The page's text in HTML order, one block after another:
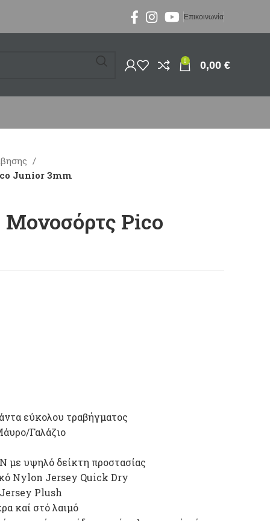
Επικοινωνία
0 0,00 €
Junior 3mm
Μονοσόρτς Pico
εύκολου τραβήγματος
Γαλάζιο
με υψηλό δείκτη προστασίας
Nylon Jersey Quick Dry
Plush
καί στό λαιμό